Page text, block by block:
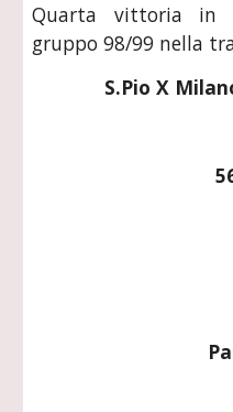
Quarta vittoria
gruppo 98/99 nella
S.Pio X